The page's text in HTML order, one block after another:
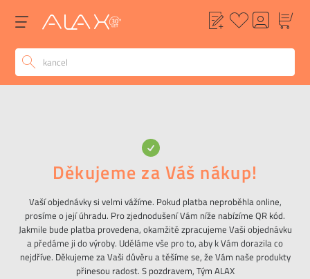
Děkujeme za Váš nákup!
Vaší objednávky si velmi vážíme. Pokud platba neproběhla online,
prosíme o její úhradu. Pro zjednodušení Vám níže nabízíme QR kód.
Jakmile bude platba provedena, okamžitě zpracujeme Vaši objednávku
a předáme ji do výroby. Uděláme vše pro to, aby k Vám dorazila co
nejdříve. Děkujeme za Vaši důvěru a těšíme se, že Vám naše produkty
přinesou radost. S pozdravem, Tým ALAX